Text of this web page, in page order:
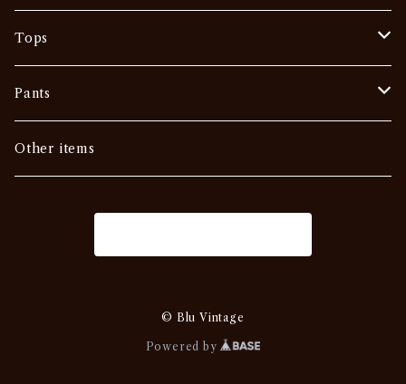
Tops
Tee
Vintage
Outer
Pants
Denim
Chino・Work
Other items
© Blu Vintage
Powered by